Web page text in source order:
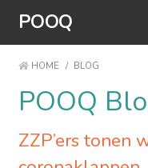
POOQ
HOME / BLOG
POOQ
ZZP’ers tonen